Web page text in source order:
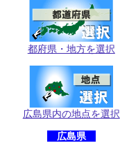
都府県・地方を選択
広島県内の地点を選択
広島県